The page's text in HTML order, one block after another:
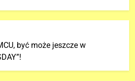
być może jeszcze w